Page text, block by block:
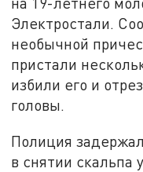
Электростали.
необычной
пристали
избили его и
головы.
Полиция
в снятии скальпа